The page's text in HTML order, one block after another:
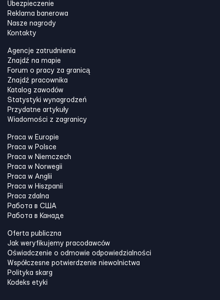
Ubezpieczenie
Reklama banerowa
Nasze nagrody
Kontakty
Agencje zatrudnienia
Znajdź na mapie
Forum o pracy za granicą
Znajdź pracownika
Katalog zawodów
Statystyki wynagrodzeń
Przydatne artykuły
Wiadomości z zagranicy
Praca w Europie
Praca w Polsce
Praca w Niemczech
Praca w Norwegii
Praca w Anglii
Praca w Hiszpanii
Praca zdalna
Работа в США
Работа в Канадe
Oferta publiczna
Jak weryfikujemy pracodawców
Oświadczenie o odmowie odpowiedzialności
Współczesne potwierdzenie niewolnictwa
Polityka skarg
Kodeks etyki